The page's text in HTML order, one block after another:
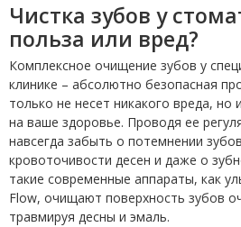
Чистка зубов у
польза или вред?
Комплексное очищение зубов у
клинике – абсолютно безопасная
только не несет никакого вреда,
на ваше здоровье. Проводя ее
навсегда забыть о потемнении
кровоточивости десен и даже о
такие современные аппараты, как
Flow, очищают поверхность зубов
травмируя десны и эмаль.